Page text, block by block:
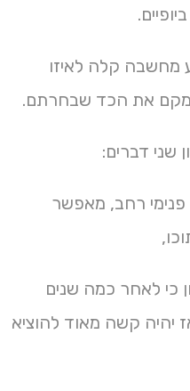
מחשבה קלה לאיזו
למקם את הכד שבחרתם.
שני דברים:
פנימי רחב, מאפשר
כי לאחר כמה שנים
קשה מאוד להוציא